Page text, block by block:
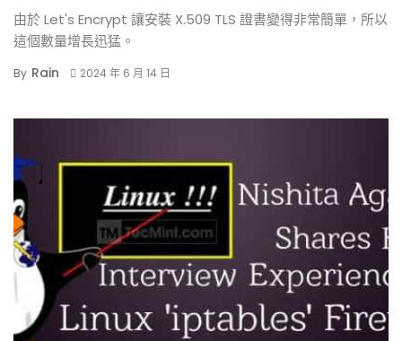
由於 Let's Encrypt 讓安裝 X.509 TLS 證書變得非常簡單，所以
這個數量增長迅猛。
By Rain 2024 年 6 月 14 日